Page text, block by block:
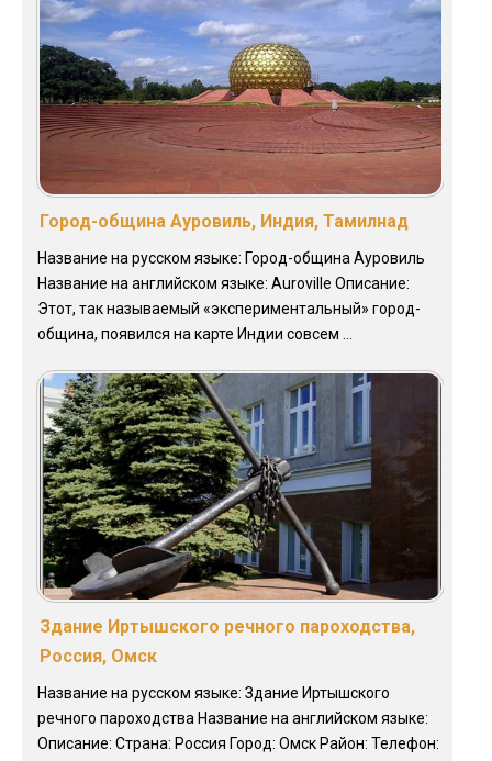
Город-община Ауровиль, Индия, Тамилнад
Название на русском языке: Город-община Ауровиль
Название на английском языке: Auroville Описание:
Этот, так называемый «экспериментальный» город-
община, появился на карте Индии совсем ...
Здание Иртышского речного пароходства,
Россия, Омск
Название на русском языке: Здание Иртышского
речного пароходства Название на английском языке:
Описание: Страна: Россия Город: Омск Район: Телефон: